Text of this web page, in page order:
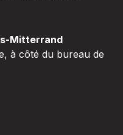
Mitterrand
à côté du bureau de